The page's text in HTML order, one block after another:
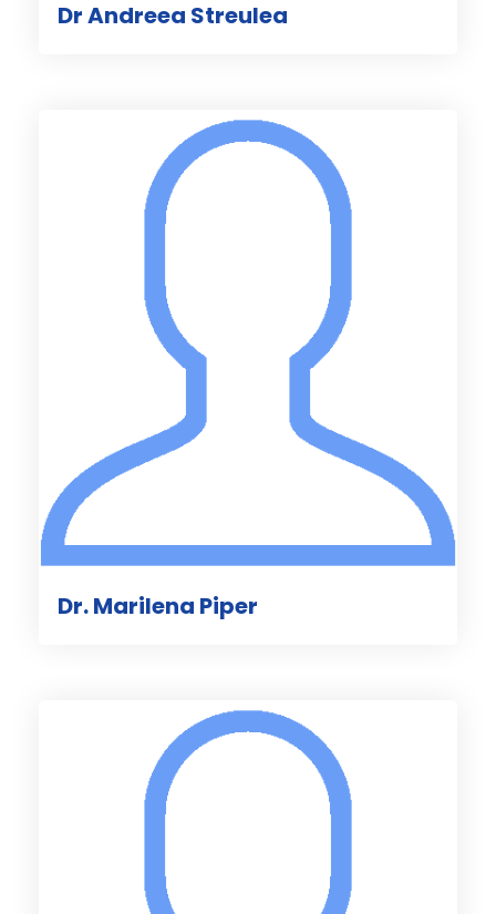
Dr Andreea Streulea
Dr. Marilena Piper